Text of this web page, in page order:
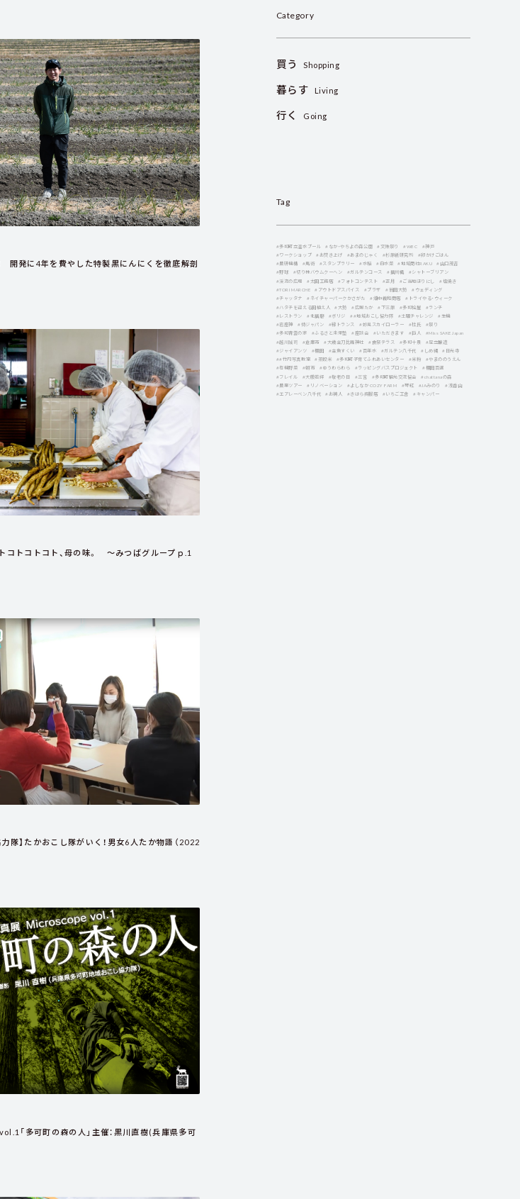
開発に4年を費やした特製黒にんにくを徹底解剖
コトコトコト、母の味。 ～みつばグループｐ.1
隊】たかおこし隊がいく！男女6人たか物語（2022
「多可町の森の人」主催：黒川直樹(兵庫県多可
Category
買う Shopping
暮らす Living
行く Going
Tag
#多可町立温水プール #なか・やちよの森公園 #文殊祭り #WBC
#神戸
#ワークショップ
#お焚き上げ #あまのじゃく #杉原紙研究所
#卵かけごはん
#農研機構
#馬術 #スタンプラリー #水稲 #白水菜 #地域商社RAKU
#山口茂吉
#野球
#切り株バウムクーヘン #ガルテンコース #播州織
#シャトーブリアン
#渓流の広場
#太田工務店 #フォトコンテスト #正月 #ご当地ほりにし
#塩焼き
#TORI MARCHE
#アウトドアスパイス #プラザ #翁田大勢
#ウェディング
#チャッタナ
#ネイチャーパークかさがた #畑中義和商店
#トライやる・ウィーク
#ハタチを迎える田植え人
#大勢 #広報たか #下三原 #多可桧屋
#ランチ
#レストラン
#北播磨 #ボリジ ##地域おこし協力隊 #土曜チャレンジ
#生機
#岩座神
#侍ジャパン #縁トランス #妙見スカイローラー #杜氏
#祭り
#多可青雲の家
#ふるさと未来塾 #座談会 #いただきます #巨人
#Miss SAKE Japan
#越川誠司
#倉庫市 #大歳金刀比羅神社 #食祭テラス #多可十景
#足立醸造
#ジャイアンツ
#棚田 #金魚すくい #百年水 #ガルテン八千代 #しめ縄
#日光寺
##竹内写真教室
#茶穀米 #多可町子育てふれあいセンター #米粉
#やまののうえん
#有機野菜
#朝市 #ゆうわらわら #ラッピングバスプロジェクト
#棚田百選
#フレイル
#大般若経 #敬老の日 #三宮 #多可町観光交流協会
#chattanaの森
#農業ツアー
#リノベーション #よしなか COZY FARM #琴紅 #JAみのり
#浅香山
#エアレーベン八千代
#お祷人 #きはら呉服店 #いちご工舎 #キャンパー